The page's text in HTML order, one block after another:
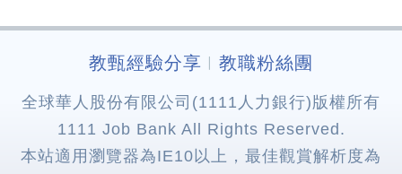
教甄經驗分享 教職粉絲團
全球華人股份有限公司(1111人力銀行)版權所有
1111 Job Bank All Rights Reserved.
本站適用瀏覽器為IE10以上，最佳觀賞解析度為